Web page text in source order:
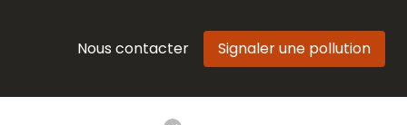
Nous contacter Signaler une pollution